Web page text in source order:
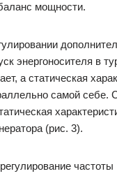
мощности.
энергоносителя в
а статическая
самой себе.
(рис. 3).
частоты